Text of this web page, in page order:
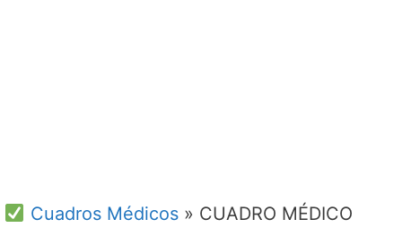
Cuadros Médicos» CUADRO MÉDICO